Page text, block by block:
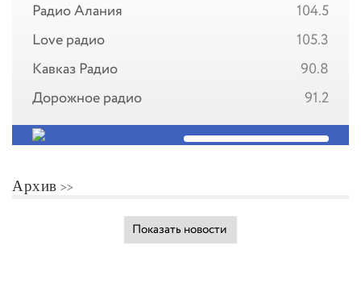
Радио Алания
104.5
Love радио
105.3
Кавказ Радио
90.8
Дорожное радио
91.2
Архив
Показать новости